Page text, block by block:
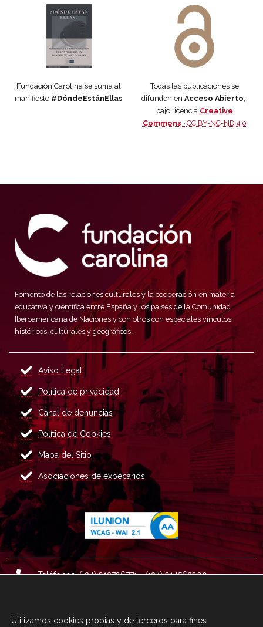
Fundación Carolina se suma al
manifiesto #DóndeEstánEllas
Todas las publicaciones se
difunden en Acceso Abierto
bajo licencia Creative
Commons · CC BY-NC-ND 4.0
Fomento de las relaciones culturales y la cooperación en materia
educativa y científica entre España y los países de la Comunidad
Iberoamericana de Naciones y con otros con especiales vínculos
históricos, culturales y geográficos.
Aviso Legal
Política de privacidad
Canal de denuncias
Política de Cookies
Mapa del Sitio
Asociaciones de exbecarios
Teléfonos: (+34) 913796771 - (+34) 914562900
Utilizamos cookies propias y de terceros para fines